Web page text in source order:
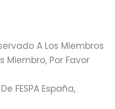
A Los Miembros
Miembro, Por Favor
FESPA España,